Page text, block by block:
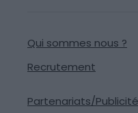
Qui sommes nous ?
Recrutement
Partenariats/Publicité